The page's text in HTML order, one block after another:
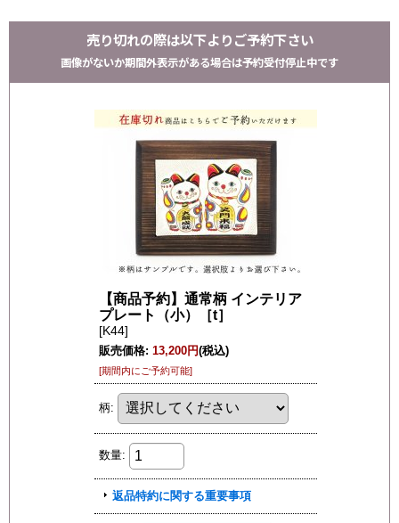
売り切れの際は以下よりご予約下さい
画像がないか期間外表示がある場合は予約受付停止中です